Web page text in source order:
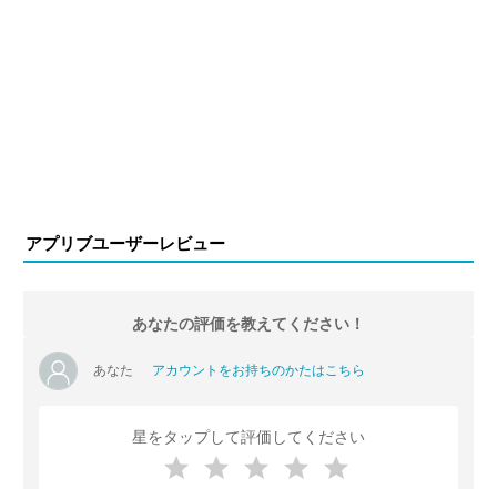
アプリブユーザーレビュー
あなたの評価を教えてください！
あなた アカウントをお持ちのかたはこちら
星をタップして評価してください